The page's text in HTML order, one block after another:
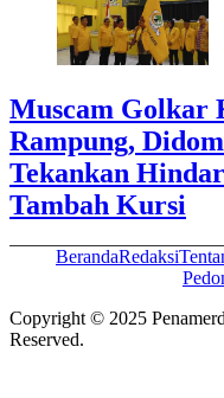
Muscam Golkar
Rampung,
Tekankan
Tambah Kursi
BerandaRedaksi
Copyright © 2025
Reserved.